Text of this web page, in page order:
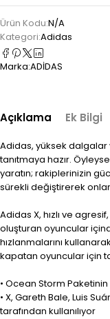
Ürün Kodu:N/A
Kategori:Adidas
Marka:ADİDAS
Açıklama Ek Bilgi
Adidas, yüksek
tanıtmaya hazır. Öyleyse
yaratın; rakiplerinizin
sürekli değiştirerek
Adidas X, hızlı ve
oluşturan oyuncular
hızlanmalarını
kapatan oyuncular için
• Ocean Storm
• X, Gareth Bale, Luis
tarafından kullanılıyor